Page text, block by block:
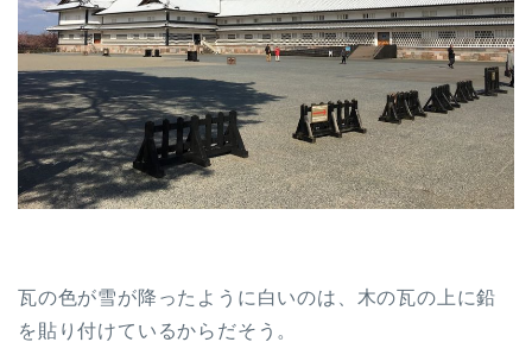
瓦の色が雪が降ったように白いのは、木の瓦の上に鉛
を貼り付けているからだそう。